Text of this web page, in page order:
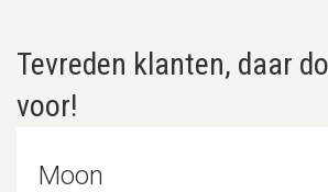
Tevreden klanten, daar
voor!
Moon